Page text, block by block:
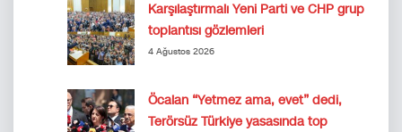
Karşılaştırmalı Yeni Parti ve CHP grup
toplantısı gözlemleri
4 Ağustos 2026
Öcalan “Yetmez ama, evet” dedi,
Terörsüz Türkiye yasasında top